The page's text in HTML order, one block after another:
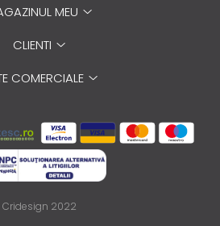
MEU
CLIENTI
COMERCIALE
Cridesign 2022